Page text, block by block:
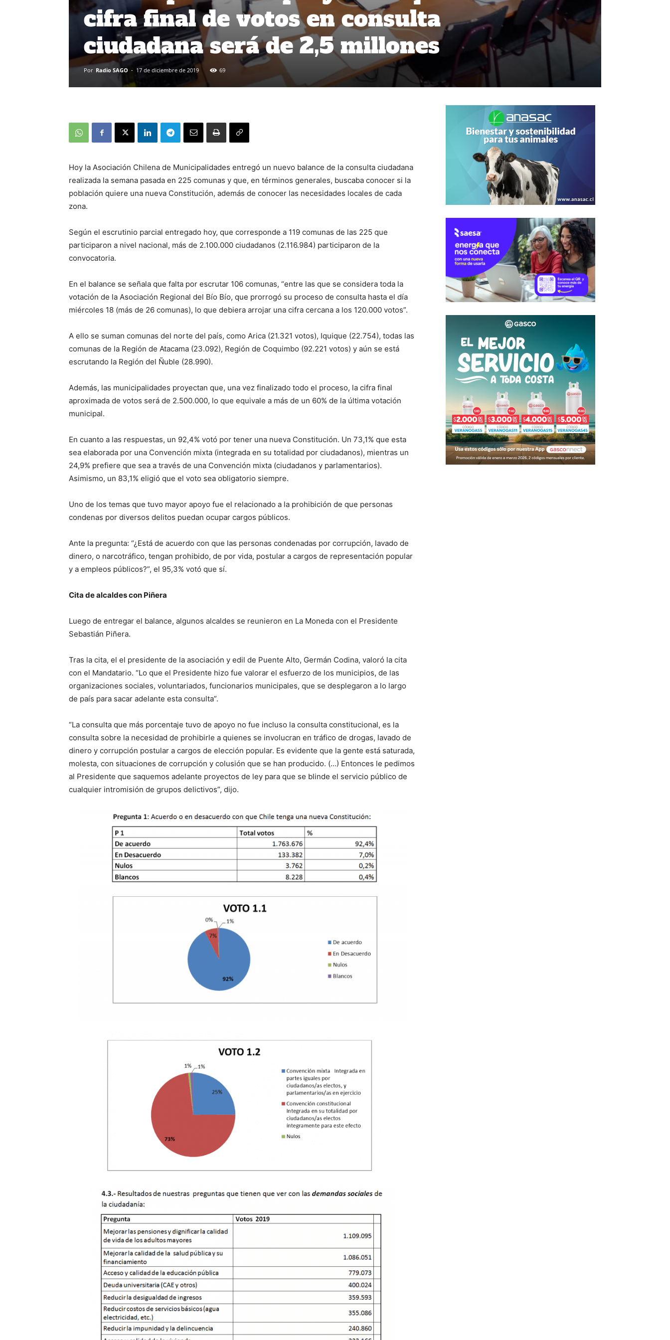
cifra final de votos en consulta
ciudadana será de 2,5 millones
Por Radio SAGO - 17 de diciembre de 2019 69
Hoy la Asociación Chilena de Municipalidades entregó un nuevo balance de la consulta ciudadana
realizada la semana pasada en 225 comunas y que, en términos generales, buscaba conocer si la
población quiere una nueva Constitución, además de conocer las necesidades locales de cada
zona.
Según el escrutinio parcial entregado hoy, que corresponde a 119 comunas de las 225 que
participaron a nivel nacional, más de 2.100.000 ciudadanos (2.116.984) participaron de la
convocatoria.
En el balance se señala que falta por escrutar 106 comunas, “entre las que se considera toda la
votación de la Asociación Regional del Bío Bío, que prorrogó su proceso de consulta hasta el día
miércoles 18 (más de 26 comunas), lo que debiera arrojar una cifra cercana a los 120.000 votos”.
A ello se suman comunas del norte del país, como Arica (21.321 votos), Iquique (22.754), todas las
comunas de la Región de Atacama (23.092), Región de Coquimbo (92.221 votos) y aún se está
escrutando la Región del Ñuble (28.990).
Además, las municipalidades proyectan que, una vez finalizado todo el proceso, la cifra final
aproximada de votos será de 2.500.000, lo que equivale a más de un 60% de la última votación
municipal.
En cuanto a las respuestas, un 92,4% votó por tener una nueva Constitución. Un 73,1% que esta
sea elaborada por una Convención mixta (integrada en su totalidad por ciudadanos), mientras un
24,9% prefiere que sea a través de una Convención mixta (ciudadanos y parlamentarios).
Asimismo, un 83,1% eligió que el voto sea obligatorio siempre.
Uno de los temas que tuvo mayor apoyo fue el relacionado a la prohibición de que personas
condenas por diversos delitos puedan ocupar cargos públicos.
Ante la pregunta: “¿Está de acuerdo con que las personas condenadas por corrupción, lavado de
dinero, o narcotráfico, tengan prohibido, de por vida, postular a cargos de representación popular
y a empleos públicos?”, el 95,3% votó que sí.
Cita de alcaldes con Piñera
Luego de entregar el balance, algunos alcaldes se reunieron en La Moneda con el Presidente
Sebastián Piñera.
Tras la cita, el el presidente de la asociación y edil de Puente Alto, Germán Codina, valoró la cita
con el Mandatario. “Lo que el Presidente hizo fue valorar el esfuerzo de los municipios, de las
organizaciones sociales, voluntariados, funcionarios municipales, que se desplegaron a lo largo
de país para sacar adelante esta consulta”.
“La consulta que más porcentaje tuvo de apoyo no fue incluso la consulta constitucional, es la
consulta sobre la necesidad de prohibirle a quienes se involucran en tráfico de drogas, lavado de
dinero y corrupción postular a cargos de elección popular. Es evidente que la gente está saturada,
molesta, con situaciones de corrupción y colusión que se han producido. (…) Entonces le pedimos
al Presidente que saquemos adelante proyectos de ley para que se blinde el servicio público de
cualquier intromisión de grupos delictivos”, dijo.